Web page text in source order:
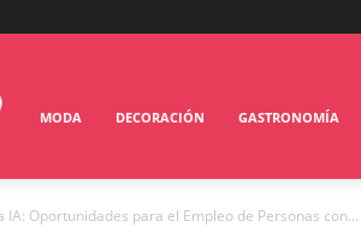
MODA DECORACIÓN GASTRONOMÍA
IA: Oportunidades para el Empleo de Personas con...